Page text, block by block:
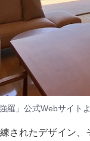
羅」公式Webサイト
されたデザイン